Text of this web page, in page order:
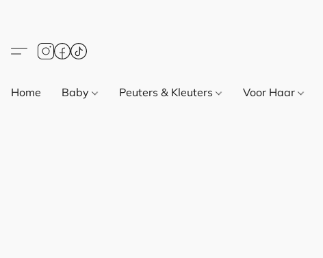
Home Baby Peuters & Kleuters Voor Haar